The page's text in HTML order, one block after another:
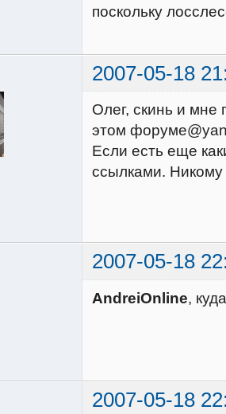
поскольку
2007-05-18
Олег, скинь и мне
этом
Если есть еще
ссылками.
2007-05-18
AndreiOnline,
2007-05-18